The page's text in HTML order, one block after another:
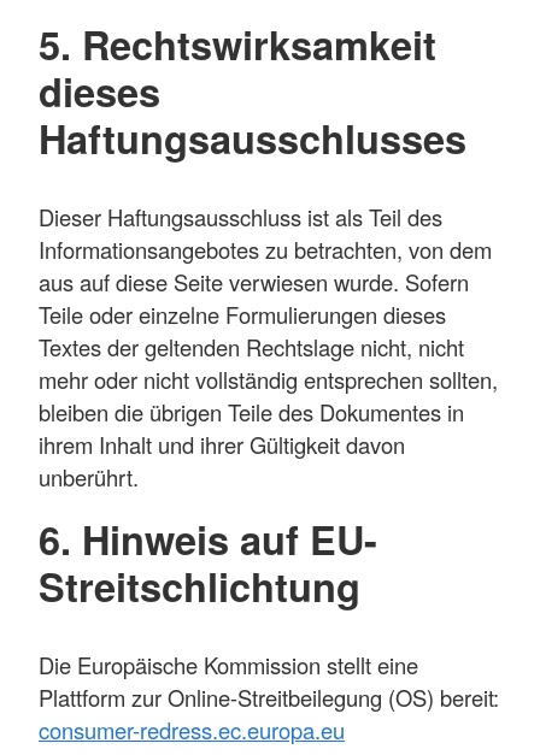
5. Rechtswirksamkeit
dieses
Haftungsausschlusses
Dieser Haftungsausschluss ist als Teil des
Informationsangebotes zu betrachten, von dem
aus auf diese Seite verwiesen wurde. Sofern
Teile oder einzelne Formulierungen dieses
Textes der geltenden Rechtslage nicht, nicht
mehr oder nicht vollständig entsprechen sollten,
bleiben die übrigen Teile des Dokumentes in
ihrem Inhalt und ihrer Gültigkeit davon
unberührt.
6. Hinweis auf EU-
Streitschlichtung
Die Europäische Kommission stellt eine
Plattform zur Online-Streitbeilegung (OS) bereit:
consumer-redress.ec.europa.eu